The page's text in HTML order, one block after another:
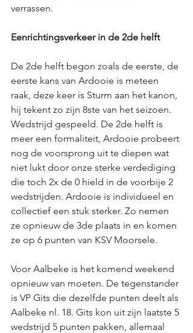
verrassen.
Eenrichtingsverkeer in de 2de helft
De 2de helft begon zoals de eerste, de
eerste kans van Ardooie is meteen
raak, deze keer is Sturm aan het kanon,
hij tekent zo zijn 8ste van het seizoen.
Wedstrijd gespeeld. De 2de helft is
meer een formaliteit, Ardooie probeert
nog de voorsprong uit te diepen wat
niet lukt door onze sterke verdediging
die toch 2x de 0 hield in de voorbije 2
wedstrijden. Ardooie is individueel en
collectief een stuk sterker. Zo nemen
ze opnieuw de 3de plaats in en komen
ze op 6 punten van KSV Moorsele.
Voor Aalbeke is het komend weekend
opnieuw van moeten. De tegenstander
is VP Gits die dezelfde punten deelt als
Aalbeke nl. 18. Gits kon uit zijn laatste 5
wedstrijd 5 punten pakken, allemaal